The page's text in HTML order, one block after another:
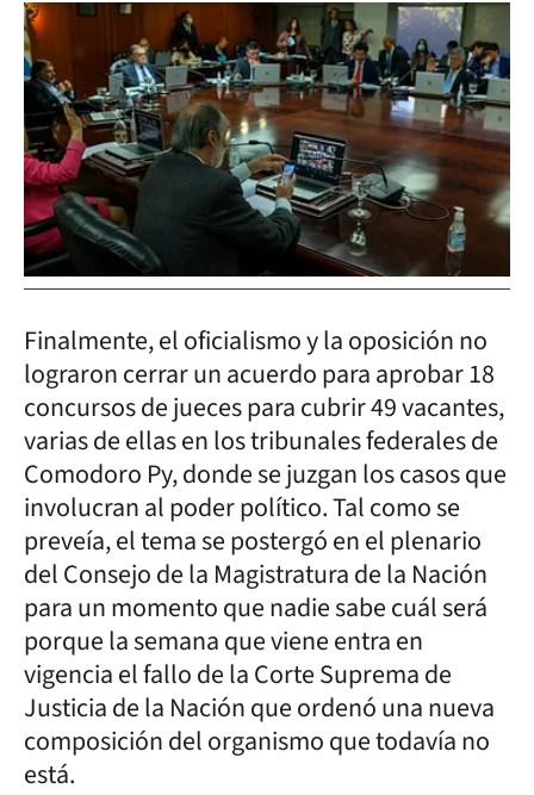
Finalmente, el oficialismo y la oposición no
lograron cerrar un acuerdo para aprobar 18
concursos de jueces para cubrir 49 vacantes,
varias de ellas en los tribunales federales de
Comodoro Py, donde se juzgan los casos que
involucran al poder político. Tal como se
preveía, el tema se postergó en el plenario
del Consejo de la Magistratura de la Nación
para un momento que nadie sabe cuál será
porque la semana que viene entra en
vigencia el fallo de la Corte Suprema de
Justicia de la Nación que ordenó una nueva
composición del organismo que todavía no
está.